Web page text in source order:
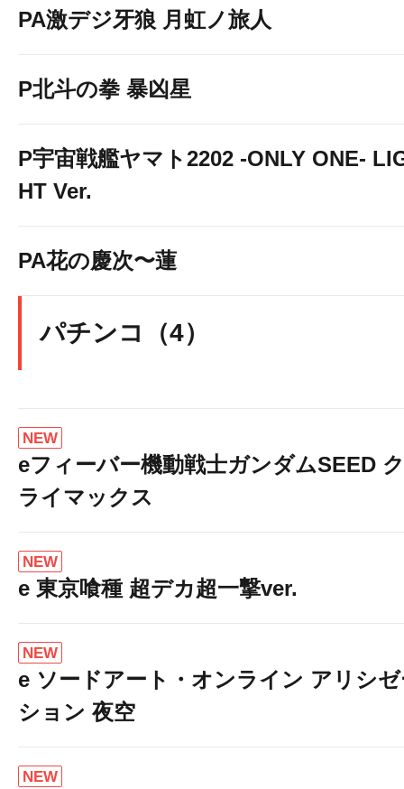
PA激デジ牙狼 月虹ノ旅人
P北斗の拳 暴凶星
P宇宙戦艦ヤマト2202 -ONLY ONE-
HT Ver.
PA花の慶次〜蓮
パチンコ（4）
NEW
eフィーバー機動戦士ガンダムSEED ク
ライマックス
NEW
e 東京喰種 超デカ超一撃ver.
NEW
e ソードアート・オンライン アリシ
ション 夜空
NEW